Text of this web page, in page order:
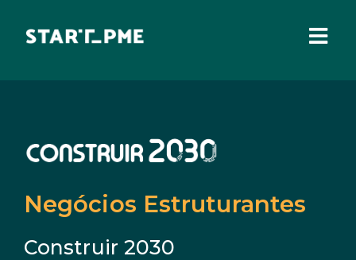
content
Fundo Santa Casa
Comissão Europeia
Benefícios Fiscais
Negócios Estruturantes
Construir 2030